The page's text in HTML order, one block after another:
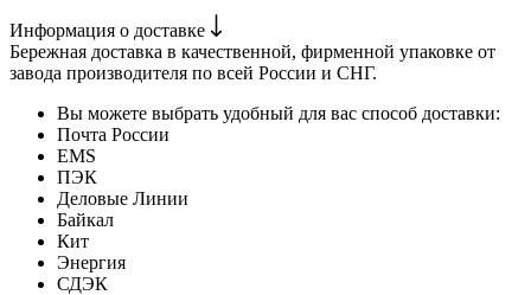
Информация о доставке
Бережная доставка в качественной, фирменной упаковке от
завода производителя по всей России и СНГ.
Вы можете выбрать удобный для вас способ доставки:
Почта России
EMS
ПЭК
Деловые Линии
Байкал
Кит
Энергия
СДЭК